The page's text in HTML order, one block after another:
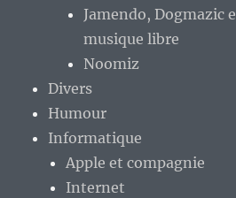
Jamendo, Dogmazic
musique libre
Noomiz
Divers
Humour
Informatique
Apple et compagnie
Internet